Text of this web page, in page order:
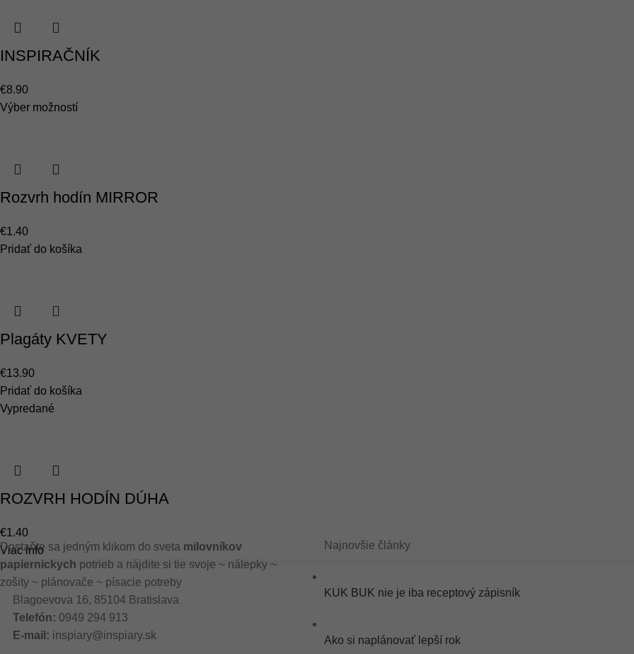
INSPIRAČNÍK
€8.90
Výber možností
Rozvrh hodín MIRROR
€1.40
Pridať do košíka
Plagáty KVETY
€13.90
Pridať do košíka
Vypredané
ROZVRH HODÍN DÚHA
€1.40
Viac info
Dostaňte sa jedným klikom do sveta milovníkov
papiernickych potrieb a nájdite si tie svoje ~ nálepky ~
zošity ~ plánovače ~ písacie potreby
Blagoevova 16, 85104 Bratislava
Telefón: 0949 294 913
E-mail: inspiary@inspiary.sk
Najnovšie články
KUK BUK nie je iba receptový zápisník
Ako si naplánovať lepší rok